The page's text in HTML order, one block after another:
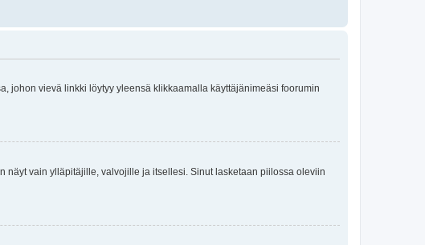
johon vievä linkki löytyy yleensä klikkaamalla käyttäjänimeäsi foorumin
näyt vain ylläpitäjille, valvojille ja itsellesi. Sinut lasketaan piilossa oleviin